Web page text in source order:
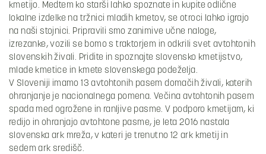
kmetijo. Medtem ko starši lahko spoznate in kupite odlične
lokalne izdelke na tržnici mladih kmetov, se otroci lahko igrajo
na naši stojnici. Pripravili smo zanimive učne naloge,
izrezanke, vozili se bomo s traktorjem in odkrili svet avtohtonih
slovenskih živali. Pridite in spoznajte slovensko kmetijstvo,
mlade kmetice in kmete slovenskega podeželja.
V Sloveniji imamo 13 avtohtonih pasem domačih živali, katerih
ohranjanje je nacionalnega pomena. Večina avtohtonih pasem
spada med ogrožene in ranljive pasme. V podporo kmetijam, ki
redijo in ohranjajo avtohtone pasme, je leta 2016 nastala
slovenska ark mreža, v kateri je trenutno 12 ark kmetij in
sedem ark središč.